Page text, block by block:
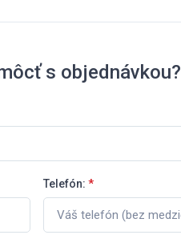
s objednávkou?
Telefón: *